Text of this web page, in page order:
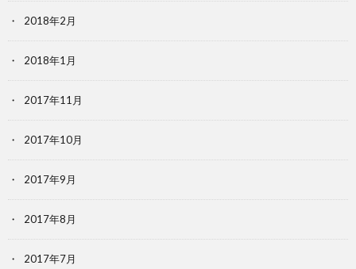
2018年2月
2018年1月
2017年11月
2017年10月
2017年9月
2017年8月
2017年7月